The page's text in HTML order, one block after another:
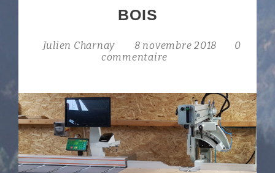
BOIS
Julien Charnay 8 novembre 2018
0
commentaire